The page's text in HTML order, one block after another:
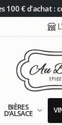
100 € d'achat :
BIÈRES
D'ALSACE